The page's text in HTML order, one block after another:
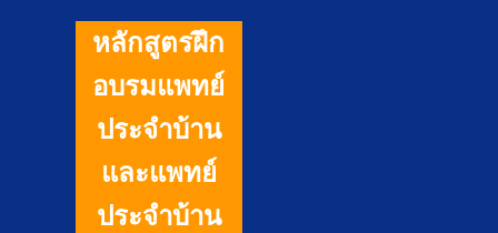
หลักสูตรฝึก
อบรมแพทย์
ประจำบ้าน
และแพทย์
ประจำบ้าน